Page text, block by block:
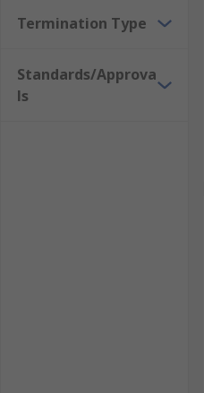
Termination Type
Standards/Approva
ls